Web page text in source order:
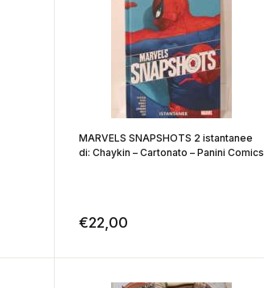
MARVELS SNAPSHOTS 2 istantanee
di: Chaykin – Cartonato – Panini Comics
€22,00